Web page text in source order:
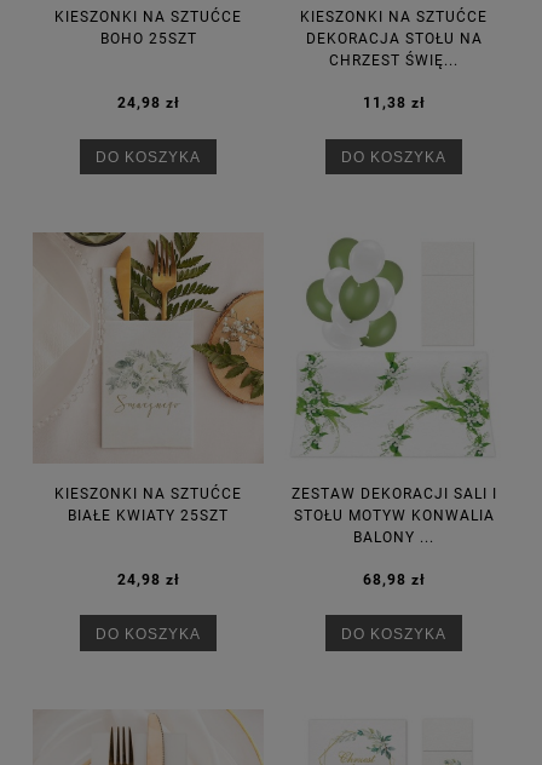
KIESZONKI NA SZTUĆCE
BOHO 25SZT
24,98 zł
DO KOSZYKA
KIESZONKI NA SZTUĆCE
DEKORACJA STOŁU NA
CHRZEST ŚWIĘ...
11,38 zł
DO KOSZYKA
KIESZONKI NA SZTUĆCE
BIAŁE KWIATY 25SZT
24,98 zł
DO KOSZYKA
ZESTAW DEKORACJI SALI I
STOŁU MOTYW KONWALIA
BALONY ...
68,98 zł
DO KOSZYKA